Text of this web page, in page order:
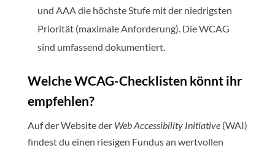
und AAA die höchste Stufe mit der niedrigsten
Priorität (maximale Anforderung). Die WCAG
sind umfassend dokumentiert.
Welche WCAG-Checklisten könnt ihr
empfehlen?
Auf der Website der Web Accessibility Initiative(WAI)
findest du einen riesigen Fundus an wertvollen